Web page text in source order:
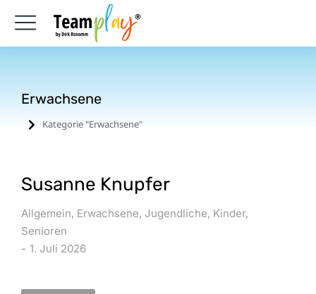
Erwachsene
Sie befinden sich hier:
Kategorie "Erwachsene"
Susanne Knupfer
Allgemein, Erwachsene, Jugendliche, Kinder,
Senioren
1. Juli 2026